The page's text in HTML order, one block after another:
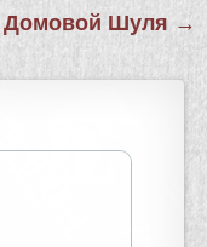
Домовой Шуля →